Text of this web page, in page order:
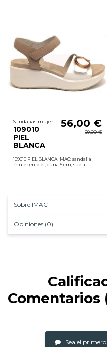
Sandalias mujer
109010
PIEL
BLANCA
56,00 €
69,00 €
109010 PIEL BLANCA IMAC: sandalia
mujer en piel, cuña 5 cm, suela
Sobre IMAC
Opiniones (0)
Comentarios
Sea el